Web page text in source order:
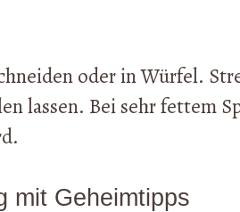
oder in Würfel.
lassen. Bei sehr fettem
mit Geheimtipps